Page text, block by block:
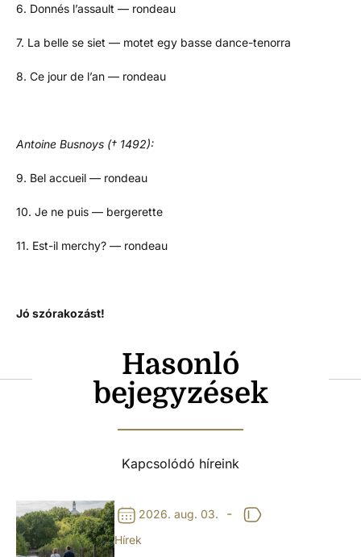
6. Donnés l’assault — rondeau
7. La belle se siet — motet egy basse dance-tenorra
8. Ce jour de l’an — rondeau
Antoine Busnoys († 1492):
9. Bel accueil — rondeau
10. Je ne puis — bergerette
11. Est-il merchy? — rondeau
Jó szórakozást!
Hasonló
bejegyzések
Kapcsolódó híreink
2026. aug. 03. -
Hírek